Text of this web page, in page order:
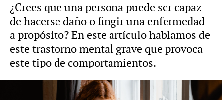
¿Crees que una persona puede ser capaz
de hacerse daño o fingir una enfermedad
a propósito? En este artículo hablamos de
este trastorno mental grave que provoca
este tipo de comportamientos.
Síndrome de Munchausen por poderes: un